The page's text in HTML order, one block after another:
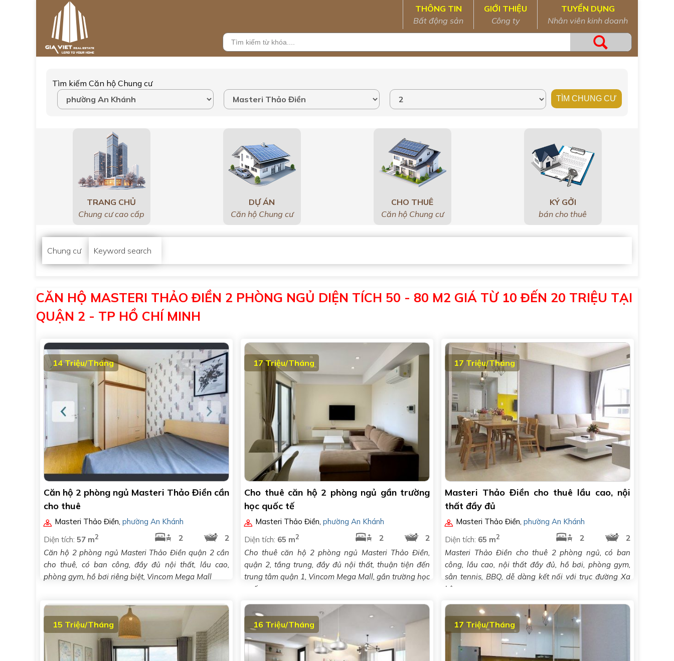
THÔNG TIN
Bất động sản
GIỚI THIỆU
Công ty
TUYỂN DỤNG
Nhân viên kinh doanh
Tìm kiếm Căn hộ Chung cư
TRANG CHỦ
Chung cư cao cấp
DỰ ÁN
Căn hộ Chung cư
CHO THUÊ
Căn hộ Chung cư
KÝ GỞI
bán cho thuê
Chung cư Keyword search
CĂN HỘ MASTERI THẢO ĐIỀN 2 PHÒNG NGỦ DIỆN TÍCH 50 - 80 M2 GIÁ TỪ 10 ĐẾN 20 TRIỆU TẠI
QUẬN 2 - TP HỒ CHÍ MINH
14 Triệu/Tháng
Căn hộ 2 phòng ngủ Masteri Thảo Điền cần
cho thuê
Masteri Thảo Điền, phường An Khánh
Diện tích: 57 m2 2
2
Căn hộ 2 phòng ngủ Masteri Thảo Điền quận 2 cần
cho thuê, có ban công, đầy đủ nội thất, lầu cao,
phòng gym, hồ bơi riêng biệt, Vincom Mega Mall
17 Triệu/Tháng
Cho thuê căn hộ 2 phòng ngủ gần trường
học quốc tế
Masteri Thảo Điền, phường An Khánh
Diện tích: 65 m2 2
2
Cho thuê căn hộ 2 phòng ngủ Masteri Thảo Điền,
quận 2, tầng trung, đầy đủ nội thất, thuận tiện đến
trung tâm quận 1, Vincom Mega Mall, gần trường học
quốc..
17 Triệu/Tháng
Masteri Thảo Điền cho thuê lầu cao, nội
thất đầy đủ
Masteri Thảo Điền, phường An Khánh
Diện tích: 65 m2 2
2
Masteri Thảo Điền cho thuê 2 phòng ngủ, có ban
công, lầu cao, nội thất đầy đủ, hồ bơi, phòng gym,
sân tennis, BBQ, dễ dàng kết nối với trục đường Xa
Lộ..
15 Triệu/Tháng 16 Triệu/Tháng 17 Triệu/Tháng